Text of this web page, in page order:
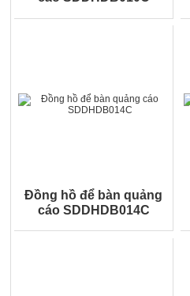
Đồng hồ để bàn quảng
cáo SDDHDB014C